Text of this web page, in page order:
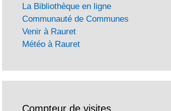
La Bibliothèque en ligne
Communauté de Communes
Venir à Rauret
Météo à Rauret
Compteur de visites